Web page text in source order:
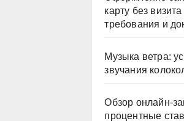
карту без
требования и
Музыка ветра:
звучания
Обзор онлайн-
процентные